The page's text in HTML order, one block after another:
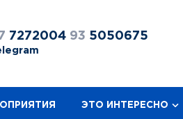
7272004 93 5050675
ЭТО ИНТЕРЕСНО